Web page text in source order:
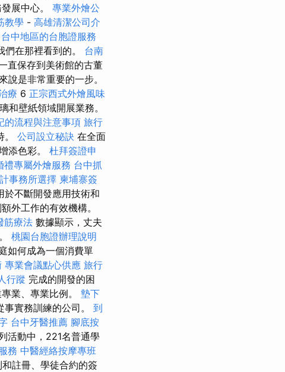
展中心。 專業外燴公
教學 - 高雄清潔公司介
台中地區的台胞證服務
們在那裡看到的。 台南
直保存到美術館的古董
是非常重要的一步。
療 6 正宗西式外燴風味
和壁紙領域開展業務。
的流程與注意事項 旅行
公司設立秘訣 在全面
添色彩。 杜拜簽證申
禮專屬外燴服務 台中抓
事務所選擇 柬埔寨簽
於不斷開發應用技術和
外工作的有效機構。
筋療法 數據顯示，丈夫
桃園台胞證辦理說明
如何成為一個消費單
專業會議點心供應 旅行
行蹤 完成的開發的困
業、專業比例。 墊下
實務訓練的公司。 到
台中牙醫推薦 腳底按
活動中，221名普通學
務 中醫經絡按摩專班
註冊、學徒合約的簽